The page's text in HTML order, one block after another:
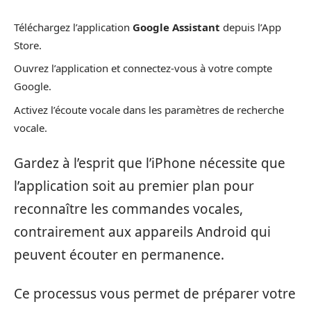
Téléchargez l’application Google Assistant depuis l’App
Store.
Ouvrez l’application et connectez-vous à votre compte
Google.
Activez l’écoute vocale dans les paramètres de recherche
vocale.
Gardez à l’esprit que l’iPhone nécessite que
l’application soit au premier plan pour
reconnaître les commandes vocales,
contrairement aux appareils Android qui
peuvent écouter en permanence.
Ce processus vous permet de préparer votre